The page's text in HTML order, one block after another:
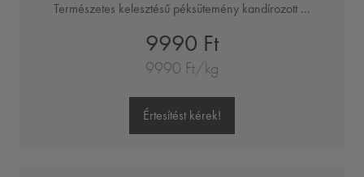
Természetes kelesztésű péksütemény kandírozott ...
9990 Ft
9990 Ft/kg
Értesítést kérek!